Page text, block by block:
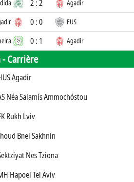
2 : 2 Agadir
0 : 0 FUS
0 : 1 Agadir
-Carrière
Agadir
Néa Salamís Ammochóstou
Rukh Lviv
Bnei Sakhnin
Nes Tziona
Hapoel Tel Aviv